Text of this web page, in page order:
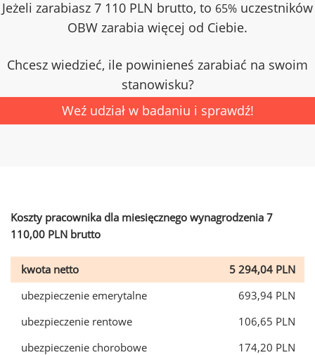
Jeżeli zarabiasz 7 110 PLN brutto, to 65% uczestników
OBW zarabia więcej od Ciebie.
Chcesz wiedzieć, ile powinieneś zarabiać na swoim
stanowisku?
Weź udział w badaniu i sprawdź!
Koszty pracownika dla miesięcznego wynagrodzenia 7
110,00 PLN brutto
kwota netto
5 294,04 PLN
ubezpieczenie emerytalne
693,94 PLN
ubezpieczenie rentowe
106,65 PLN
ubezpieczenie chorobowe
174,20 PLN